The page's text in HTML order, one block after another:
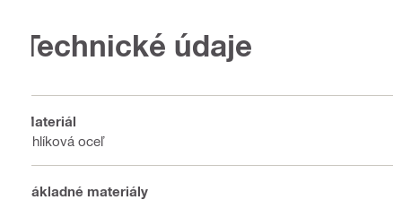
Technické údaje
Materiál
Uhlíková oceľ
Základné materiály